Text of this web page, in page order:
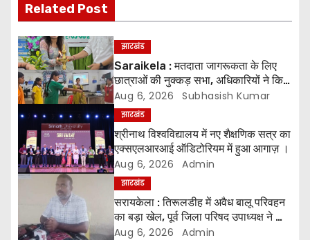
t
n
a
v
g
t
Related Post
झारखंड
Saraikela : मतदाता जागरूकता के लिए
छात्राओं की नुक्कड़ सभा, अधिकारियों ने किया
सम्मानित*
Aug 6, 2026 Subhasish Kumar
झारखंड
श्रीनाथ विश्वविद्यालय में नए शैक्षणिक सत्र का
एक्सएलआरआई ऑडिटोरियम में हुआ आगाज़ ।
Aug 6, 2026 Admin
झारखंड
सरायकेला : तिरूलडीह में अवैध बालू परिवहन
का बड़ा खेल, पूर्व जिला परिषद उपाध्यक्ष ने की
जांच की मांग ।
Aug 6, 2026 Admin